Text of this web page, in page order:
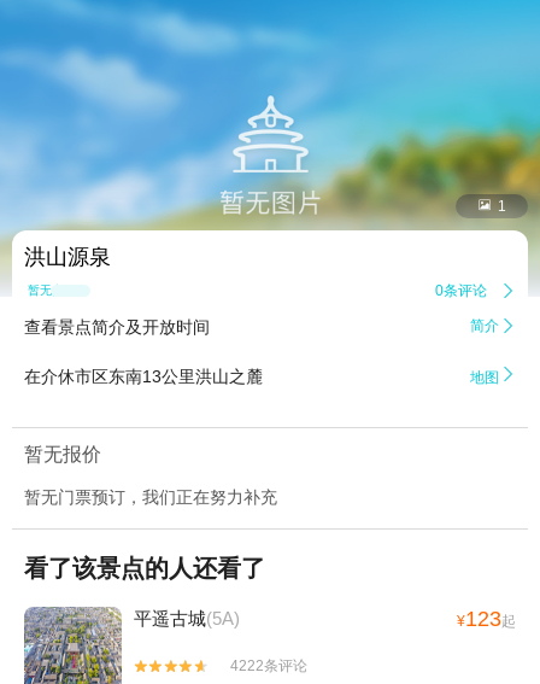
 1
洪山源泉
暂无点评 0条评论 
查看景点简介及开放时间 简介 
在介休市区东南13公里洪山之麓 地图 
暂无报价
暂无门票预订，我们正在努力补充
看了该景点的人还看了
平遥古城(5A) ¥123起


4222条评论